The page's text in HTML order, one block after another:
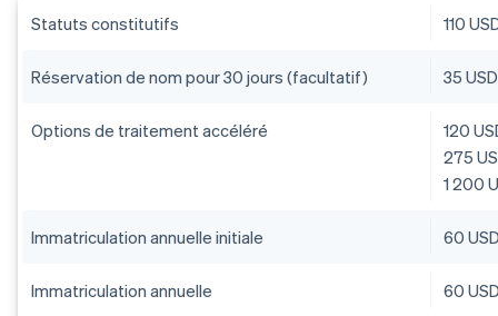
Statuts constitutifs 110
Réservation de nom pour 30 jours (facultatif) 35 USD
Options de traitement accéléré
120
275
1 200
Immatriculation annuelle initiale 60
Immatriculation annuelle 60